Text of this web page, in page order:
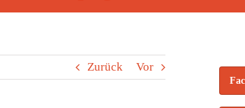
Zurück Vor